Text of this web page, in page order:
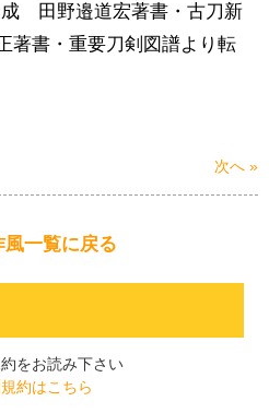
田野邉道宏著書・古刀新
書・重要刀剣図譜より転
次へ »
風一覧に戻る
をお読み下さい
約はこちら